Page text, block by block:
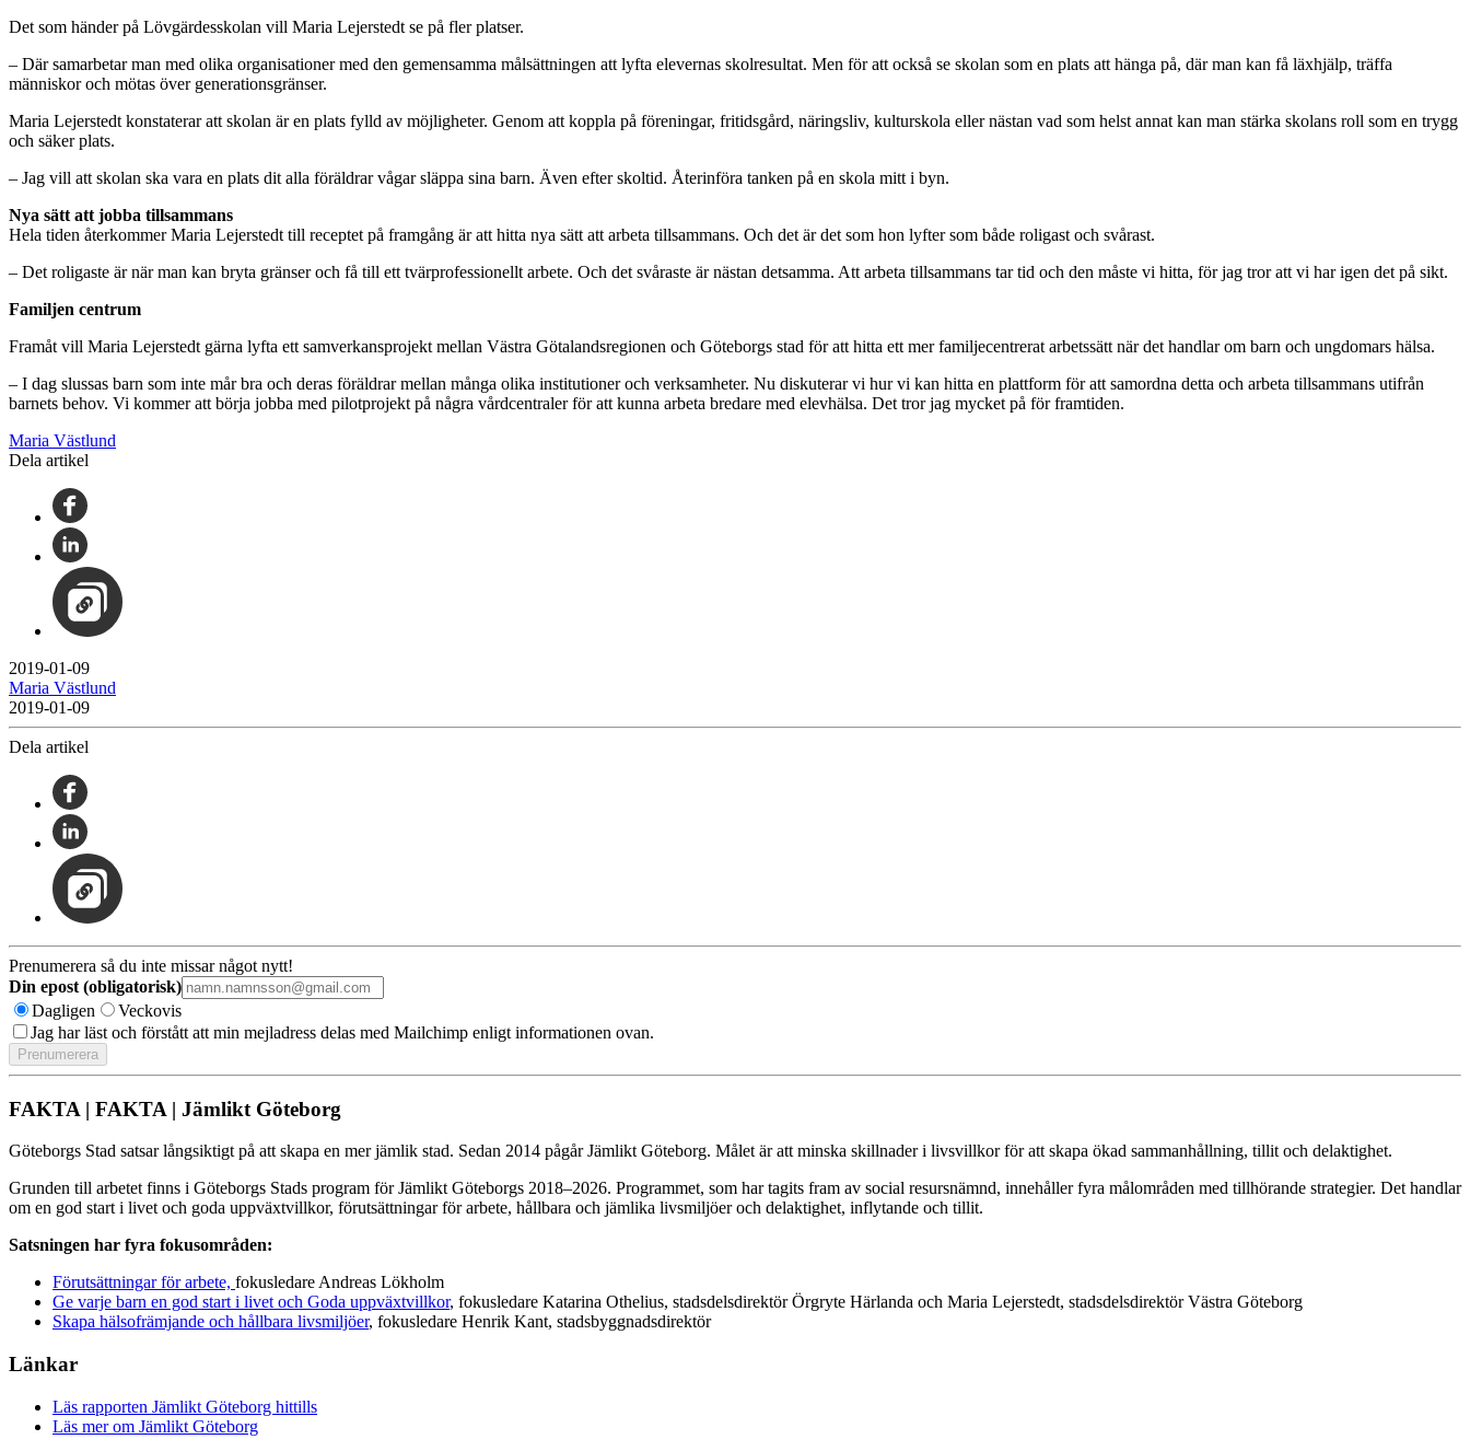
Det som händer på Lövgärdesskolan vill Maria Lejerstedt se på fler platser.
– Där samarbetar man med olika organisationer med den gemensamma målsättningen att lyfta elevernas skolresultat. Men för att också se skolan som en plats att hänga på, där man kan få läxhjälp, träffa
människor och mötas över generationsgränser.
Maria Lejerstedt konstaterar att skolan är en plats fylld av möjligheter. Genom att koppla på föreningar, fritidsgård, näringsliv, kulturskola eller nästan vad som helst annat kan man stärka skolans roll som en trygg
och säker plats.
– Jag vill att skolan ska vara en plats dit alla föräldrar vågar släppa sina barn. Även efter skoltid. Återinföra tanken på en skola mitt i byn.
Nya sätt att jobba tillsammans
Hela tiden återkommer Maria Lejerstedt till receptet på framgång är att hitta nya sätt att arbeta tillsammans. Och det är det som hon lyfter som både roligast och svårast.
– Det roligaste är när man kan bryta gränser och få till ett tvärprofessionellt arbete. Och det svåraste är nästan detsamma. Att arbeta tillsammans tar tid och den måste vi hitta, för jag tror att vi har igen det på sikt.
Familjen centrum
Framåt vill Maria Lejerstedt gärna lyfta ett samverkansprojekt mellan Västra Götalandsregionen och Göteborgs stad för att hitta ett mer familjecentrerat arbetssätt när det handlar om barn och ungdomars hälsa.
– I dag slussas barn som inte mår bra och deras föräldrar mellan många olika institutioner och verksamheter. Nu diskuterar vi hur vi kan hitta en plattform för att samordna detta och arbeta tillsammans utifrån
barnets behov. Vi kommer att börja jobba med pilotprojekt på några vårdcentraler för att kunna arbeta bredare med elevhälsa. Det tror jag mycket på för framtiden.
Maria Västlund
Dela artikel
2019-01-09
Maria Västlund
2019-01-09
Dela artikel
Prenumerera så du inte missar något nytt!
Din epost (obligatorisk)
Dagligen
Veckovis
Jag har läst och förstått att min mejladress delas med Mailchimp enligt informationen ovan.
FAKTA | FAKTA | Jämlikt Göteborg
Göteborgs Stad satsar långsiktigt på att skapa en mer jämlik stad. Sedan 2014 pågår Jämlikt Göteborg. Målet är att minska skillnader i livsvillkor för att skapa ökad sammanhållning, tillit och delaktighet.
Grunden till arbetet finns i Göteborgs Stads program för Jämlikt Göteborgs 2018–2026. Programmet, som har tagits fram av social resursnämnd, innehåller fyra målområden med tillhörande strategier. Det handlar
om en god start i livet och goda uppväxtvillkor, förutsättningar för arbete, hållbara och jämlika livsmiljöer och delaktighet, inflytande och tillit.
Satsningen har fyra fokusområden:
Förutsättningar för arbete, fokusledare Andreas Lökholm
Ge varje barn en god start i livet och Goda uppväxtvillkor, fokusledare Katarina Othelius, stadsdelsdirektör Örgryte Härlanda och Maria Lejerstedt, stadsdelsdirektör Västra Göteborg
Skapa hälsofrämjande och hållbara livsmiljöer, fokusledare Henrik Kant, stadsbyggnadsdirektör
Länkar
Läs rapporten Jämlikt Göteborg hittills
Läs mer om Jämlikt Göteborg